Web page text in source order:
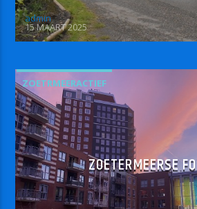
admin
15 MAART 2025
ZOETRMEERACTIEF
ZOETERMEERSE